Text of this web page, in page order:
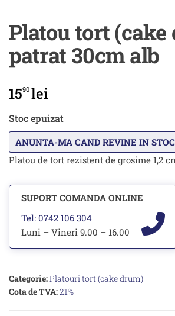
Platou tort (cake
patrat 30cm alb
1590 lei
Stoc epuizat
Platou de tort rezistent de grosime 1,2
SUPORT COMANDA ONLINE
Tel: 0742 106 304
Luni – Vineri 9.00 – 16.00
Categorie:Platouri tort (cake drum)
Cota de TVA:21%